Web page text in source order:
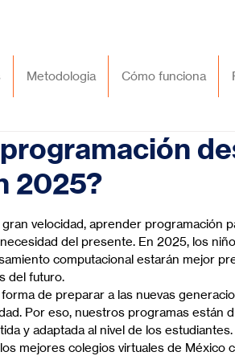
Metodologia Cómo funciona
2025?
velocidad, aprender programación
del presente. En 2025, los
computacional estarán mejor
del futuro.
de preparar a las nuevas
Por eso, nuestros programas están
y adaptada al nivel de los
mejores colegios virtuales de México